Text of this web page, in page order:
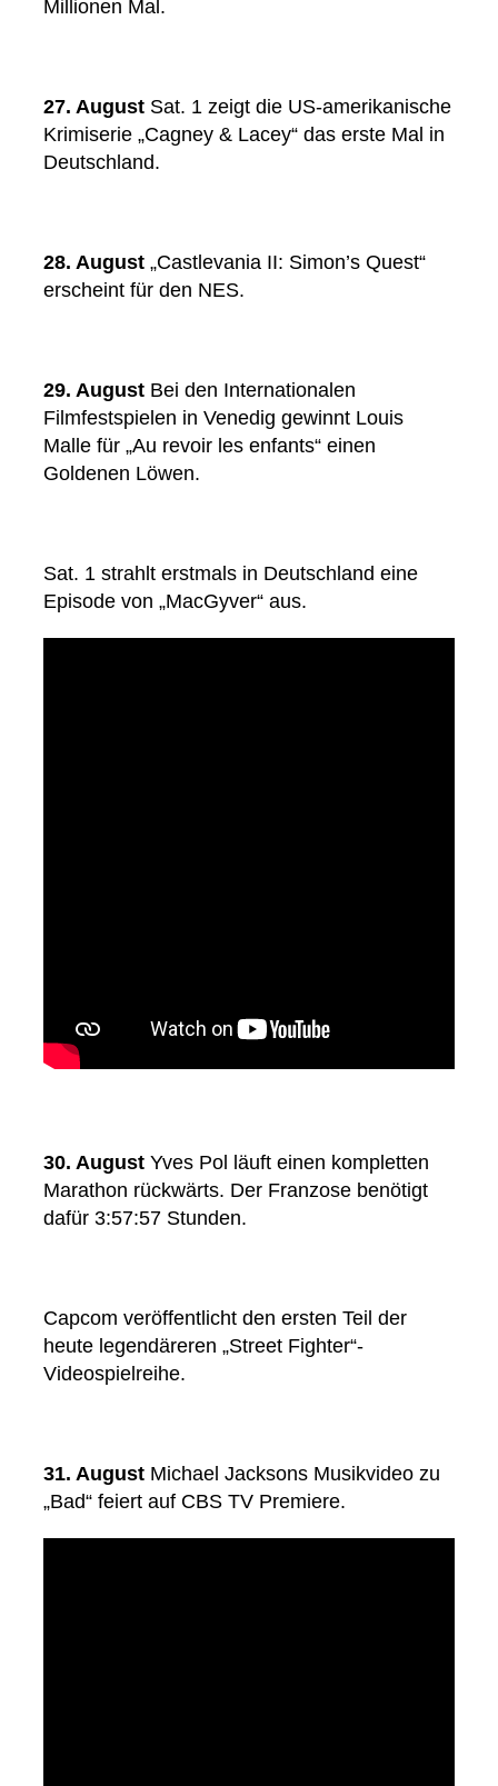
Millionen Mal.
27. August Sat. 1 zeigt die US-amerikanische
Krimiserie „Cagney & Lacey“ das erste Mal in
Deutschland.
28. August „Castlevania II: Simon’s Quest“
erscheint für den NES.
29. August Bei den Internationalen
Filmfestspielen in Venedig gewinnt Louis
Malle für „Au revoir les enfants“ einen
Goldenen Löwen.
Sat. 1 strahlt erstmals in Deutschland eine
Episode von „MacGyver“ aus.
30. August Yves Pol läuft einen kompletten
Marathon rückwärts. Der Franzose benötigt
dafür 3:57:57 Stunden.
Capcom veröffentlicht den ersten Teil der
heute legendäreren „Street Fighter“-
Videospielreihe.
31. August Michael Jacksons Musikvideo zu
„Bad“ feiert auf CBS TV Premiere.